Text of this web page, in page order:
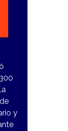
y